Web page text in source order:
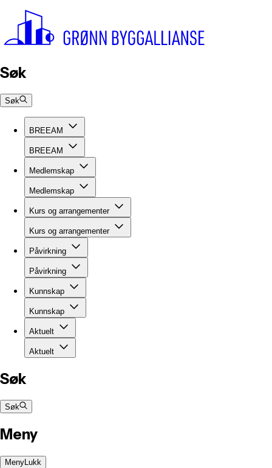
Søk
Søk
BREEAM
BREEAM
Medlemskap
Medlemskap
Kurs og arrangementer
Kurs og arrangementer
Påvirkning
Påvirkning
Kunnskap
Kunnskap
Aktuelt
Aktuelt
Søk
Søk
Meny
MenyLukk